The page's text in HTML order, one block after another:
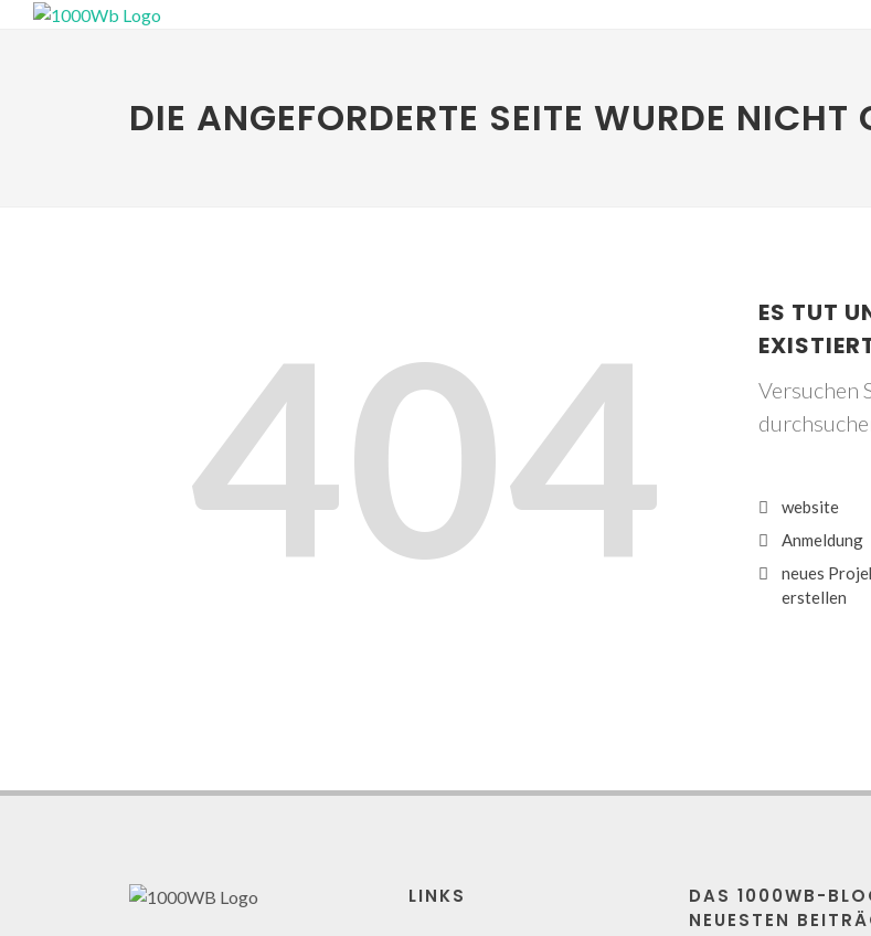
DIE ANGEFORDERTE SEITE WURDE NICHT
404
ES TUT
Versuchen
website
Anmeldung
neues
erstellen
LINKS
DAS 1000WB-
NEUESTEN